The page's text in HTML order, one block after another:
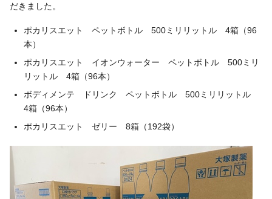
だきました。
ポカリスエット ペットボトル 500ミリリットル 4箱（96
本）
ポカリスエット イオンウォーター ペットボトル 500ミリ
リットル 4箱（96本）
ボディメンテ ドリンク ペットボトル 500ミリリットル
4箱（96本）
ポカリスエット ゼリー 8箱（192袋）